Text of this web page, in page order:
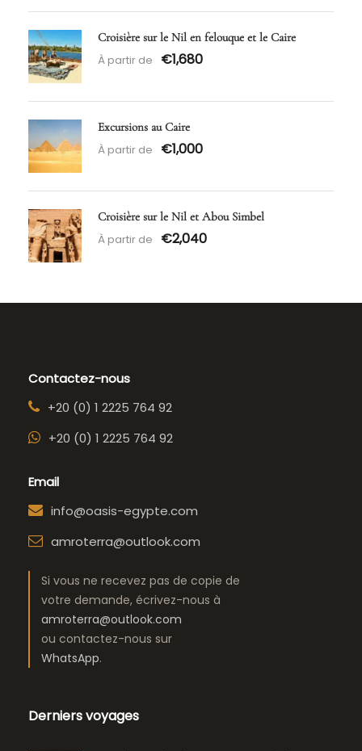
Croisière sur le Nil en felouque et le Caire
À partir de €1,680
Excursions au Caire
À partir de €1,000
Croisière sur le Nil et Abou Simbel
À partir de €2,040
Contactez-nous
+20 (0) 1 2225 764 92
+20 (0) 1 2225 764 92
Email
info@oasis-egypte.com
amroterra@outlook.com
Si vous ne recevez pas de copie de
votre demande, écrivez-nous à
amroterra@outlook.com
ou contactez-nous sur
WhatsApp.
Derniers voyages